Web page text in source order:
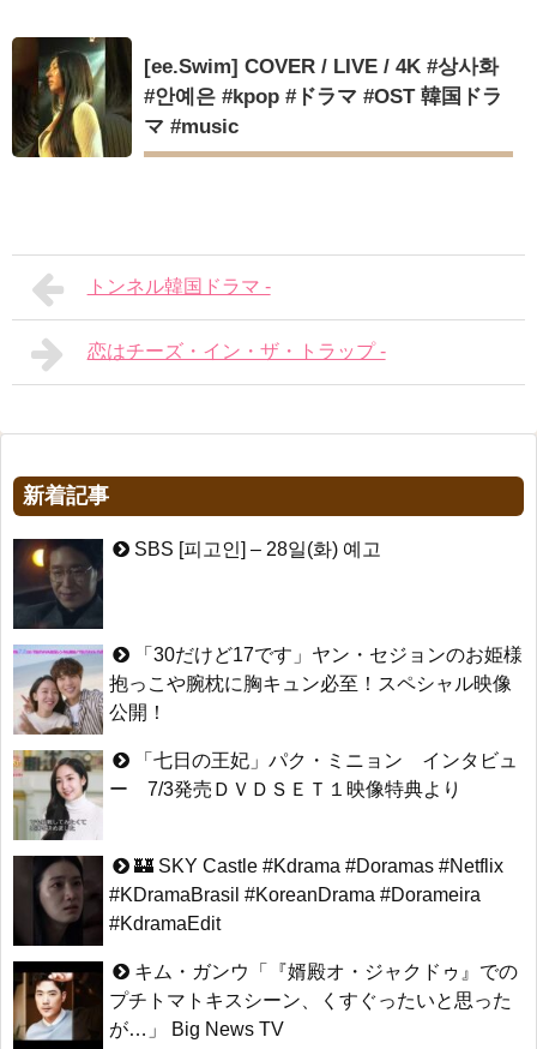
[ee.Swim] COVER / LIVE / 4K #상사화
#안예은 #kpop #ドラマ #OST 韓国ドラ
マ #music
トンネル韓国ドラマ -
恋はチーズ・イン・ザ・トラップ -
新着記事
SBS [피고인] – 28일(화) 예고
「30だけど17です」ヤン・セジョンのお姫様
抱っこや腕枕に胸キュン必至！スペシャル映像
公開！
「七日の王妃」パク・ミニョン インタビュ
ー 7/3発売ＤＶＤＳＥＴ１映像特典より
🏰 SKY Castle #Kdrama #Doramas #Netflix
#KDramaBrasil #KoreanDrama #Dorameira
#KdramaEdit
キム・ガンウ「『婿殿オ・ジャクドゥ』での
プチトマトキスシーン、くすぐったいと思った
が…」 Big News TV